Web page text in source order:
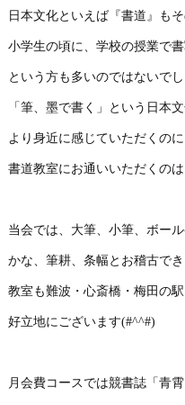
日本文化といえば『書道』も
小学生の頃に、学校の授業で書
という方も多いのではないで
「筆、墨で書く」という日本
より身近に感じていただくの
書道教室にお通いいただくの
当会では、大筆、小筆、ボール
かな、筆耕、条幅とお稽古でき
教室も難波・心斎橋・梅田の
好立地にございます(#^^#)
月会費コースでは競書誌「青霄